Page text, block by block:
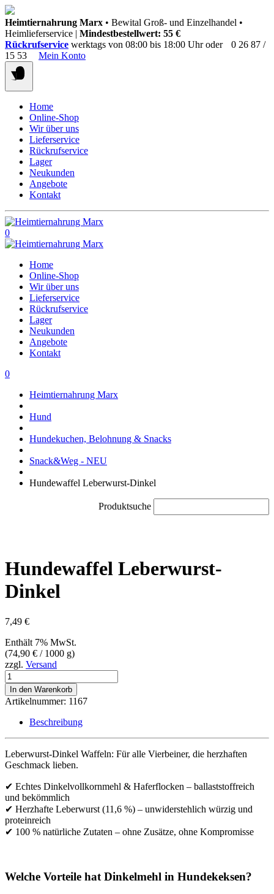
Springen
Sie
zum
Inhalt
Heimtiernahrung Marx • Bewital Groß- und Einzelhandel •
Heimlieferservice | Mindestbestellwert: 55 €
Rückrufservice werktags von 08:00 bis 18:00 Uhr oder
0 26 87 /
15 53
Mein Konto
Home
Online-Shop
Wir über uns
Lieferservice
Rückrufservice
Lager
Neukunden
Angebote
Kontakt
0
Home
Online-Shop
Wir über uns
Lieferservice
Rückrufservice
Lager
Neukunden
Angebote
Kontakt
0
Heimtiernahrung Marx
Hund
Hundekuchen, Belohnung & Snacks
Snack&Weg - NEU
Hundewaffel Leberwurst-Dinkel
Produktsuche
Hundewaffel Leberwurst-
Dinkel
7,49 €
Enthält 7% MwSt.
(74,90 € / 1000 g)
zzgl. Versand
Hundewaffel
Leberwurst-
Dinkel
Menge
In den Warenkorb
Artikelnummer: 1167
Beschreibung
Leberwurst-Dinkel Waffeln: Für alle Vierbeiner, die herzhaften
Geschmack lieben.
✔ Echtes Dinkelvollkornmehl & Haferflocken – ballaststoffreich
und bekömmlich
✔ Herzhafte Leberwurst (11,6 %) – unwiderstehlich würzig und
proteinreich
✔ 100 % natürliche Zutaten – ohne Zusätze, ohne Kompromisse
Welche Vorteile hat Dinkelmehl in Hundekeksen?